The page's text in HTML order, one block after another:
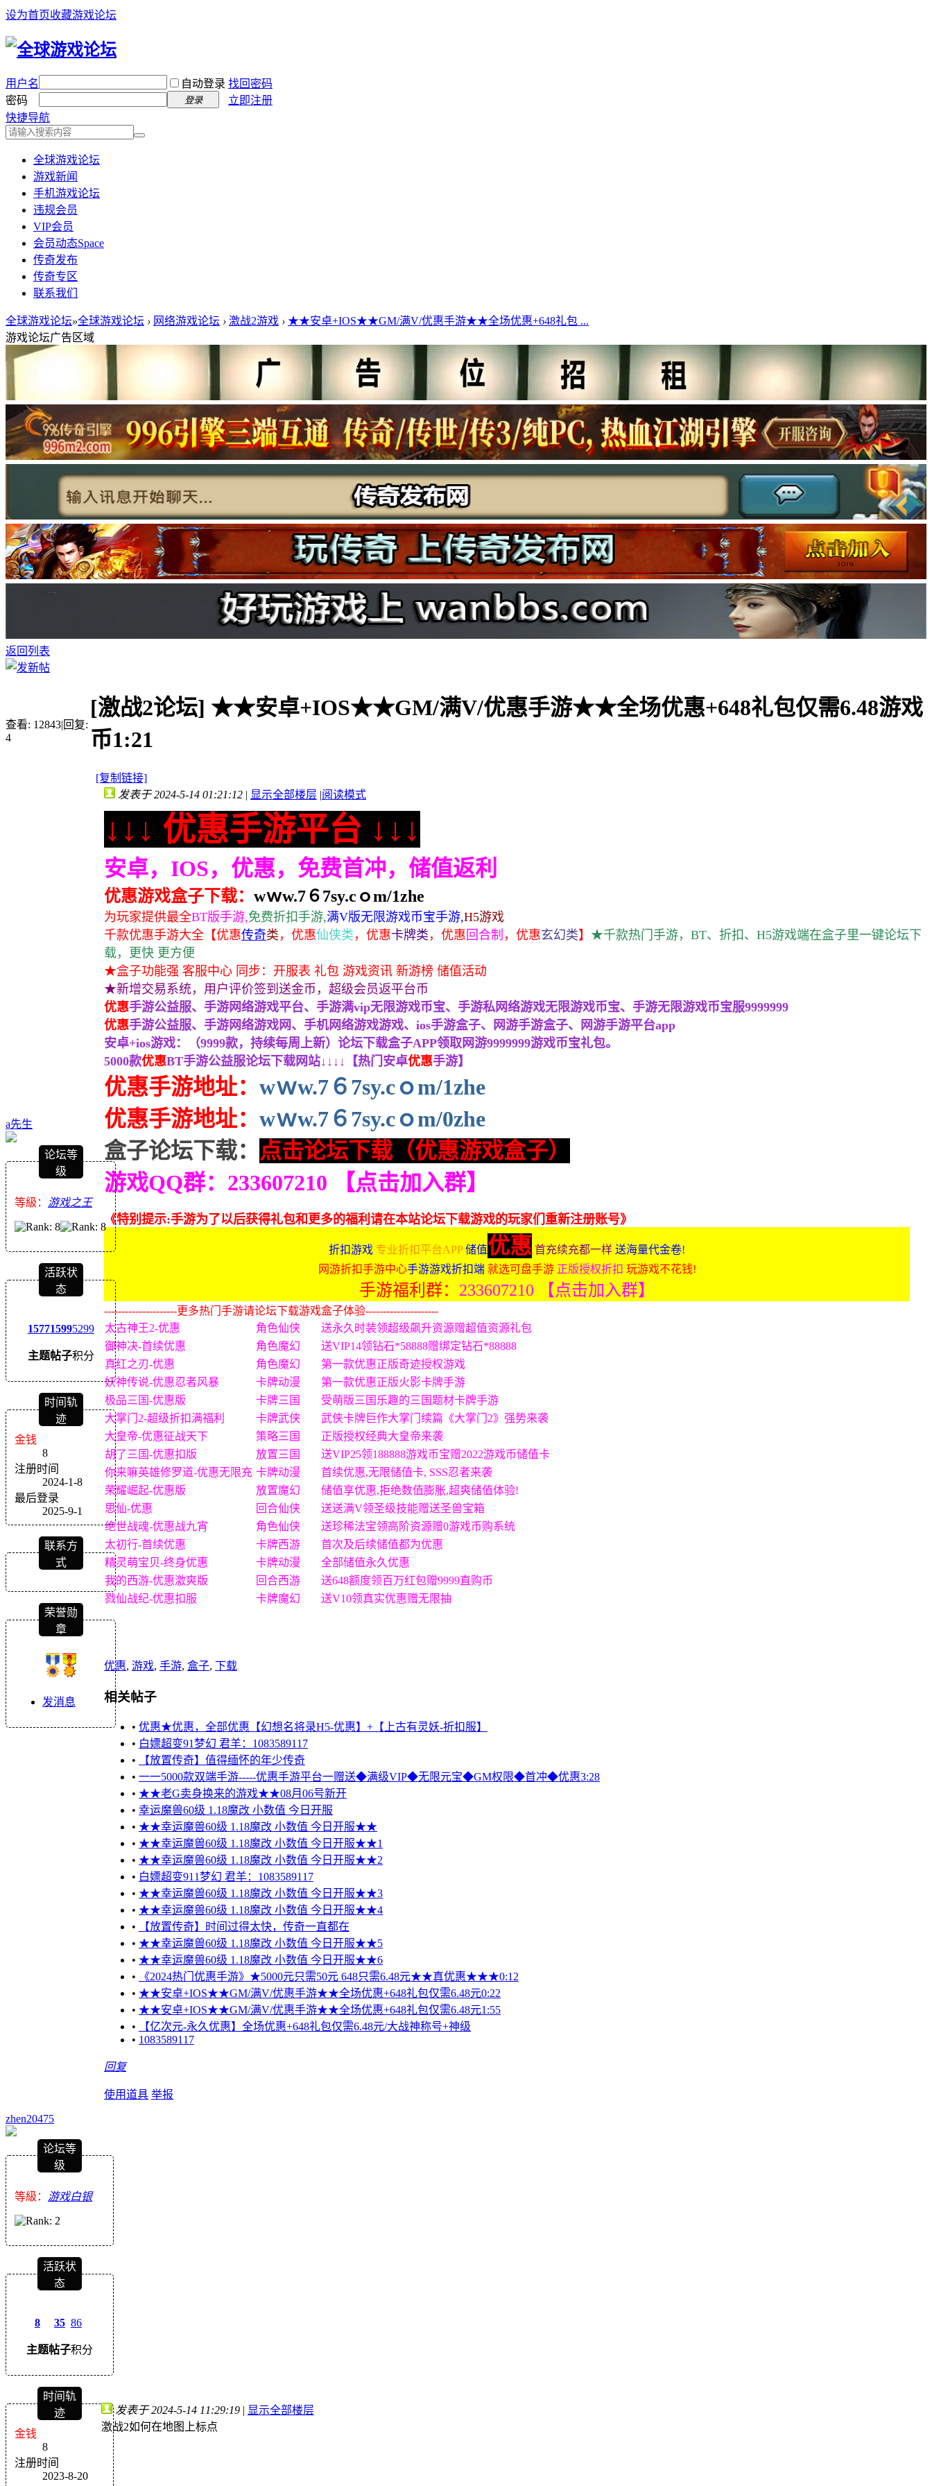
设为首页收藏游戏论坛
用户名 自动登录 找回密码
密码
登录
立即注册
快捷导航
全球游戏论坛
游戏新闻
手机游戏论坛
违规会员
VIP会员
会员动态Space
传奇发布
传奇专区
联系我们
全球游戏论坛»全球游戏论坛 › 网络游戏论坛 › 激战2游戏 › ★★安卓+IOS★★GM/满V/优惠手游★★全场优惠+648礼包 ...
游戏论坛广告区域
返回列表
查看: 12843|回复:
4
[激战2论坛] ★★安卓+IOS★★GM/满V/优惠手游★★全场优惠+648礼包仅需6.48游戏
币1:21
[复制链接]
a先生
论坛等
级
等級： 游戏之王
活跃状
态
1577
主题
1599
帖子
5299
积分
时间轨
迹
金钱
8
注册时间
2024-1-8
最后登录
2025-9-1
联系方
式
荣誉勋
章
发消息
发表于 2024-5-14 01:21:12 | 显示全部楼层 |阅读模式
↓↓↓ 优惠手游平台 ↓↓↓
安卓，IOS，优惠，免费首冲，储值返利
优惠游戏盒子下载： wｗw.7６7sy.cｏm/1zhe
为玩家提供最全BT版手游,免费折扣手游,满V版无限游戏币宝手游,H5游戏
千款优惠手游大全 【优惠传奇类 ， 优惠仙侠类 ， 优惠卡牌类 ， 优惠 回合制 ， 优惠玄幻类】 ★千款热门手游，BT、折扣、H5游戏端在盒子里一键论坛下
载，更快 更方便
★盒子功能强 客服中心 同步：开服表 礼包 游戏资讯 新游榜 储值活动
★新增交易系统，用户评价签到送金币，超级会员返平台币
优惠手游公益服、手游网络游戏平台、手游满vip无限游戏币宝、手游私网络游戏无限游戏币宝、手游无限游戏币宝服9999999
优惠手游公益服、手游网络游戏网、手机网络游戏游戏、ios手游盒子、网游手游盒子、网游手游平台app
安卓+ios游戏：（9999款，持续每周上新）论坛下载盒子APP领取网游9999999游戏币宝礼包。
5000款优惠BT手游公益服论坛下载网站↓↓↓↓【热门安卓优惠手游】
优惠手游地址： wｗw.7６7sy.cｏm/1zhe
优惠手游地址： wｗw.7６7sy.cｏm/0zhe
盒子论坛下载： 点击论坛下载（优惠游戏盒子）
游戏QQ群：233607210 【点击加入群】
《特别提示:手游为了以后获得礼包和更多的福利请在本站论坛下载游戏的玩家们重新注册账号》
折扣游戏 专业折扣平台APP储值优惠 首充续充都一样 送海量代金卷!
网游折扣手游中心手游游戏折扣端就选可盘手游 正版授权折扣 玩游戏不花钱!
手游福利群： 233607210 【点击加入群】
---------------------更多热门手游请论坛下载游戏盒子体验---------------------
太古神王2-优惠
角色仙侠
送永久时装领超级飙升资源赠超值资源礼包
御神决-首续优惠
角色魔幻
送VIP14领钻石*58888赠绑定钻石*88888
真红之刃-优惠
角色魔幻
第一款优惠正版奇迹授权游戏
妖神传说-优惠忍者风暴
卡牌动漫
第一款优惠正版火影卡牌手游
极品三国-优惠版
卡牌三国
受萌版三国乐趣的三国题材卡牌手游
大掌门2-超级折扣满福利
卡牌武侠
武侠卡牌巨作大掌门续篇《大掌门2》强势来袭
大皇帝-优惠征战天下
策略三国
正版授权经典大皇帝来袭
胡了三国-优惠扣版
放置三国
送VIP25领188888游戏币宝赠2022游戏币储值卡
你来嘛英雄修罗道-优惠无限充 卡牌动漫
首续优惠,无限储值卡, SSS忍者来袭
荣耀崛起-优惠版
放置魔幻
储值享优惠,拒绝数值膨胀,超爽储值体验!
思仙-优惠
回合仙侠
送送满V领圣级技能赠送圣兽宝箱
绝世战魂-优惠战九宵
角色仙侠
送珍稀法宝领高阶资源赠0游戏币购系统
太初行-首续优惠
卡牌西游
首次及后续储值都为优惠
精灵萌宝贝-终身优惠
卡牌动漫
全部储值永久优惠
我的西游-优惠激爽版
回合西游
送648额度领百万红包赠9999直购币
戮仙战纪-优惠扣服
卡牌魔幻 送V10领真实优惠赠无限抽
优惠, 游戏, 手游, 盒子, 下载
相关帖子
• 优惠★优惠，全部优惠【幻想名将录H5-优惠】+【上古有灵妖-折扣服】
• 白嫖超变91梦幻 君羊：1083589117
•
【放置传奇】值得缅怀的年少传奇
• 一一5000款双端手游-----优惠手游平台一赠送◆满级VIP◆无限元宝◆GM权限◆首冲◆优惠3:28
• ★★老G卖身换来的游戏★★08月06号新开
• 幸运魔兽60级 1.18魔改 小数值 今日开服
• ★★幸运魔兽60级 1.18魔改 小数值 今日开服★★
• ★★幸运魔兽60级 1.18魔改 小数值 今日开服★★1
• ★★幸运魔兽60级 1.18魔改 小数值 今日开服★★2
• 白嫖超变911梦幻 君羊：1083589117
• ★★幸运魔兽60级 1.18魔改 小数值 今日开服★★3
• ★★幸运魔兽60级 1.18魔改 小数值 今日开服★★4
•
【放置传奇】时间过得太快，传奇一直都在
• ★★幸运魔兽60级 1.18魔改 小数值 今日开服★★5
• ★★幸运魔兽60级 1.18魔改 小数值 今日开服★★6
•
《2024热门优惠手游》★5000元只需50元 648只需6.48元★★真优惠★★★0:12
• ★★安卓+IOS★★GM/满V/优惠手游★★全场优惠+648礼包仅需6.48元0:22
• ★★安卓+IOS★★GM/满V/优惠手游★★全场优惠+648礼包仅需6.48元1:55
•
【亿次元-永久优惠】全场优惠+648礼包仅需6.48元/大战神称号+神级
• 1083589117
回复
使用道具 举报
zhen20475
论坛等
级
等級： 游戏白银
活跃状
态
8
主题
35
帖子
86
积分
时间轨
迹
金钱
8
注册时间
2023-8-20
发表于 2024-5-14 11:29:19 | 显示全部楼层
激战2如何在地图上标点